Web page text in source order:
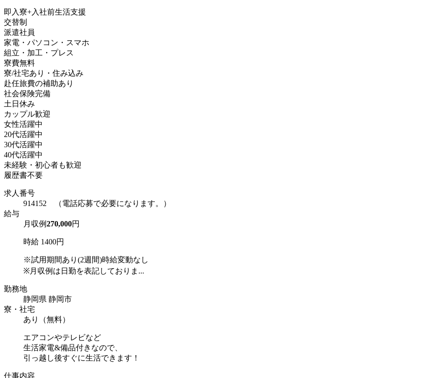
即入寮+入社前生活支援
交替制
派遣社員
家電・パソコン・スマホ
組立・加工・プレス
寮費無料
寮/社宅あり・住み込み
赴任旅費の補助あり
社会保険完備
土日休み
カップル歓迎
女性活躍中
20代活躍中
30代活躍中
40代活躍中
未経験・初心者も歓迎
履歴書不要
求人番号
914152 （電話応募で必要になります。）
給与
月収例270,000円
時給 1400円
※試用期間あり(2週間)時給変動なし
※月収例は日勤を表記しておりま...
勤務地
静岡県 静岡市
寮・社宅
あり（無料）
エアコンやテレビなど
生活家電&備品付きなので、
引っ越し後すぐに生活できます！
仕事内容